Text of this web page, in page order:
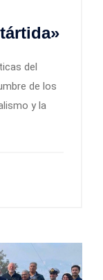
del
de los
y la